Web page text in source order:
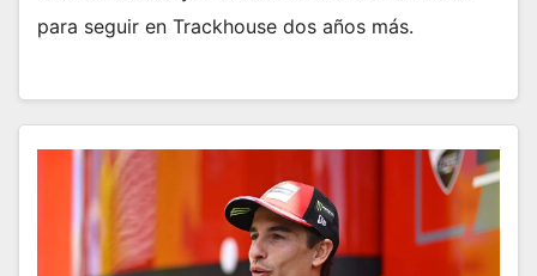
para seguir en Trackhouse dos años más.